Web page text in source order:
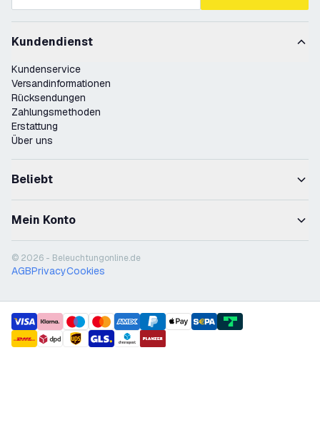
Kundendienst
Kundenservice
Versandinformationen
Rücksendungen
Zahlungsmethoden
Erstattung
Über uns
Beliebt
Mein Konto
© 2026 - Beleuchtungonline.de
AGBPrivacyCookies
payment methods
shipment methods